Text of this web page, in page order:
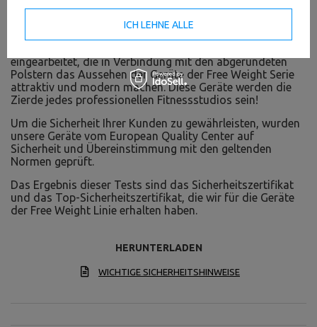
Die Geräte dieser Serie zeichnen sich durch eine
Konstruktion aus, die auf robusten 100 x 50 mm und 100
eingearbeitet, die in Verbindung mit den abgerundeten
Polstern das Aussehen der Geräte der Free Weight Serie
attraktiv und modern machen. Diese Geräte werden die
Zierde jedes professionellen Fitnessstudios sein!
Um die Sicherheit Ihrer Kunden zu gewährleisten, wurden
unsere Geräte vom European Quality Center auf
Sicherheit und Übereinstimmung mit den geltenden
Normen geprüft.
Das Ergebnis dieser Tests sind das Sicherheitszertifikat
und das Top-Sicherheitszertifikat, die wir für die Geräte
der Free Weight Linie erhalten haben.
HERUNTERLADEN
WICHTIGE SICHERHEITSHINWEISE
ICH LEHNE ALLE